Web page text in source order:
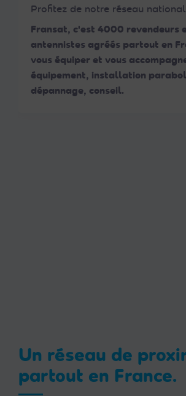
Profitez de notre réseau national.
Fransat, c'est 4000 revendeurs
antennistes agréés partout en
vous équiper et vous
équipement, installation
dépannage, conseil.
Un réseau de
partout en France.